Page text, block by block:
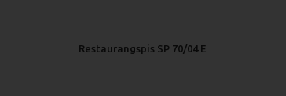
Restaurangspis SP 70/04 E